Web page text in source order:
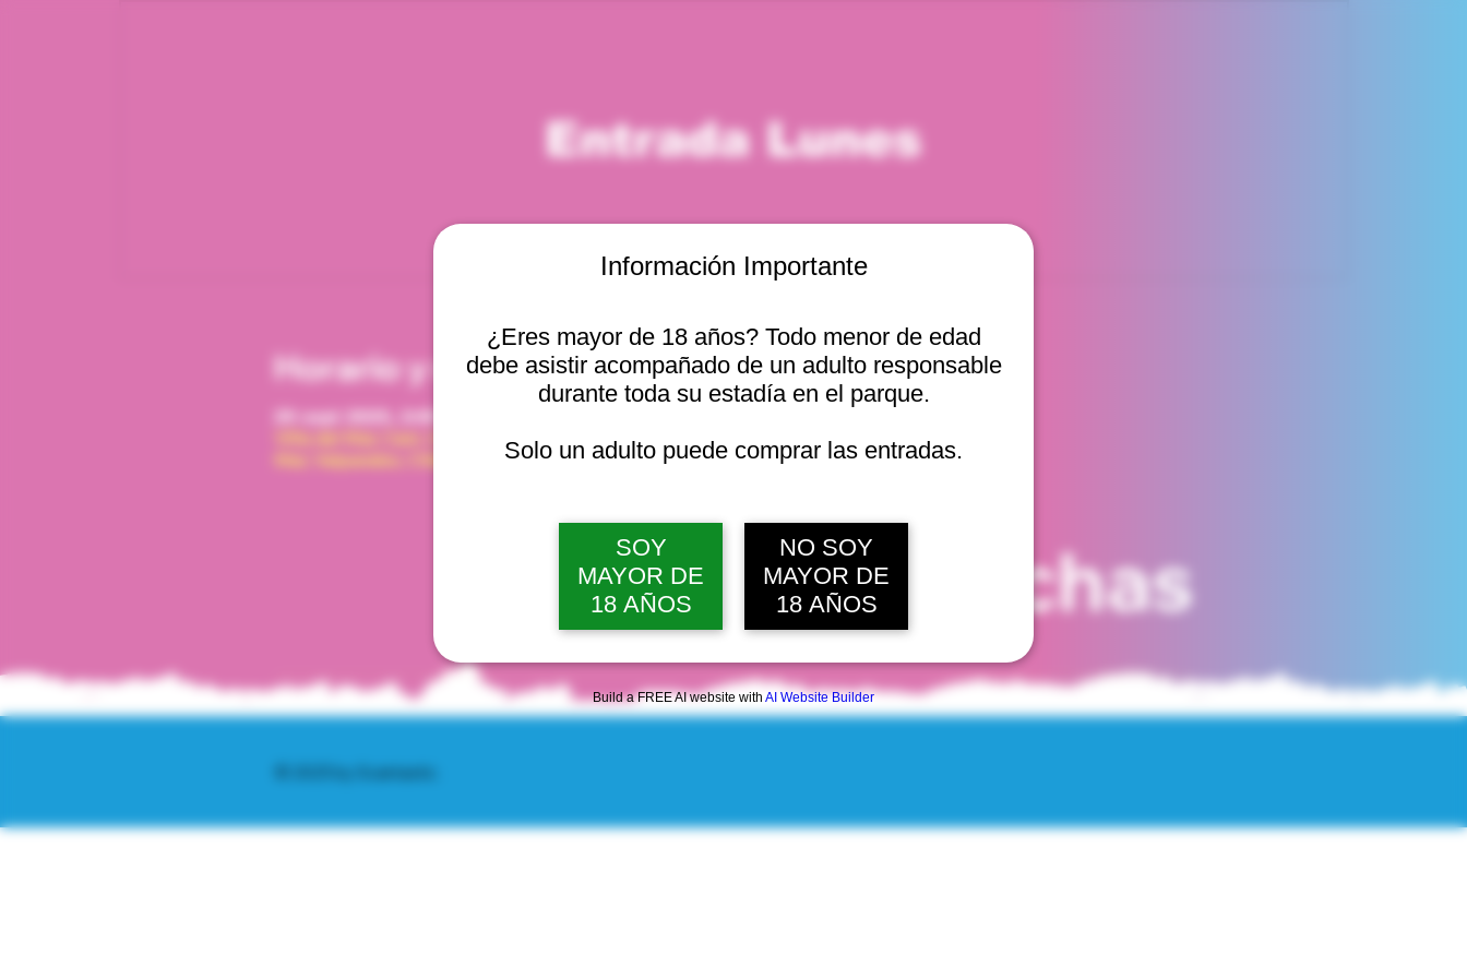
Información Importante
¿Eres mayor de 18 años? Todo menor de edad
debe asistir acompañado de un adulto responsable
durante toda su estadía en el parque.
Solo un adulto puede comprar las entradas.
SOY
MAYOR DE
18 AÑOS
NO SOY
MAYOR DE
18 AÑOS
Build a FREE AI website with AI Website Builder
Entrada Lunes
Horario y ubicación
29 sept 2025, 2:00 p. m. – 3:00 p. m.
Viña del Mar, Cam. Internacional 2440, Viña del
lun, 10 ago, 10:00 a. m.
Ver 20 fechas
© 2025 by Scantastic.